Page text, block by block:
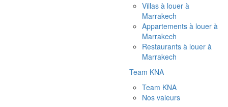
Villas à louer à
Marrakech
Appartements à louer à
Marrakech
Restaurants à louer à
Marrakech
Team KNA
Team KNA
Nos valeurs